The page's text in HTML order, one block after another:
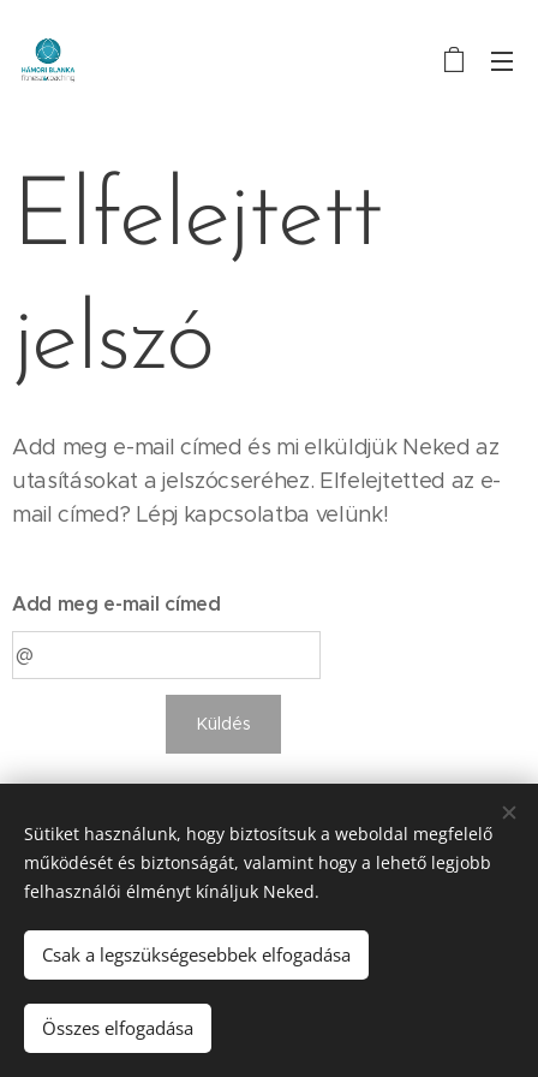
Elfelejtett
jelszó
Add meg e-mail címed és mi elküldjük Neked az
utasításokat a jelszócseréhez. Elfelejtetted az e-
mail címed? Lépj kapcsolatba velünk!
Add meg e-mail címed
Küldés
Hámori Blanka EV, 1101 Csákó köz 14. Bp, +36-20-235-9758
TikTok
Instagram
info@hamoriblanka.hu
Sütiket használunk, hogy biztosítsuk a weboldal megfelelő
működését és biztonságát, valamint hogy a lehető legjobb
felhasználói élményt kínáljuk Neked.
Csak a legszükségesebbek elfogadása
Összes elfogadása